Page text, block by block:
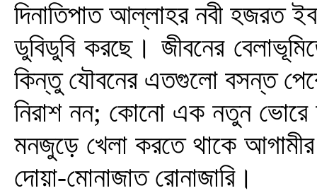
দিনাতিপাত আল্লাহর নবী হজরত
ডুবিডুবি করছে। জীবনের
কিন্তু যৌবনের এতগুলো বসন্ত
নিরাশ নন; কোনো এক নতুন ভোরে
মনজুড়ে খেলা করতে থাকে
দোয়া-মোনাজাত রোনাজারি।